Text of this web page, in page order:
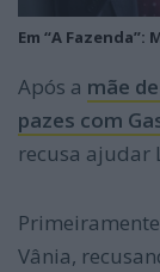
Em “A
Após a mãe
pazes com
recusa ajudar
Vânia,